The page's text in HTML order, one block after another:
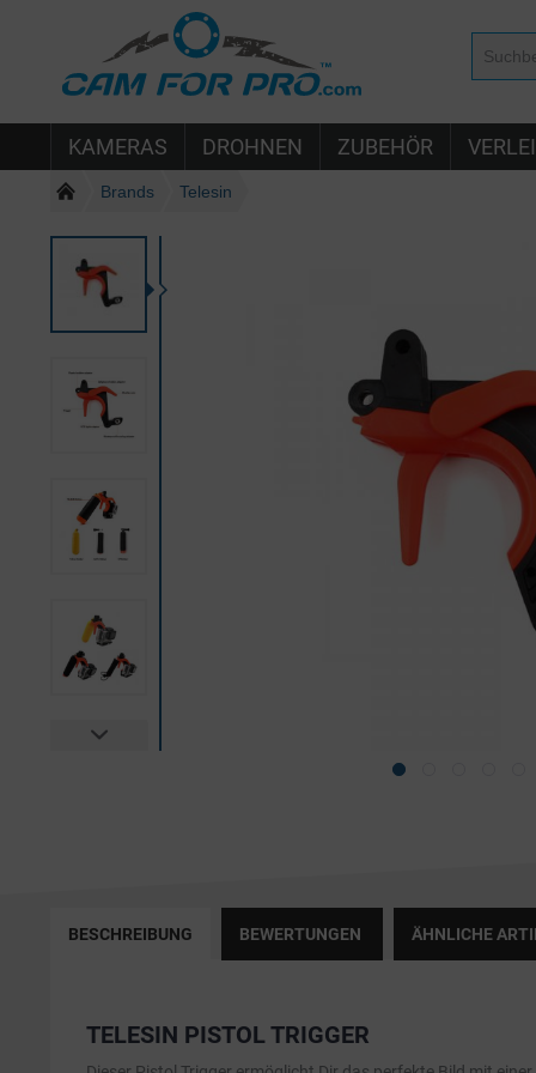
KAMERAS DROHNEN ZUBEHÖR
Brands Telesin
BESCHREIBUNG BEWERTUNGEN ÄHNLICHE
TELESIN PISTOL TRIGGER